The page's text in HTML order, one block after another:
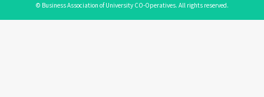
© Business Association of University CO-Operatives. All rights reserved.